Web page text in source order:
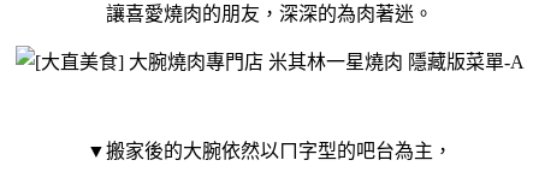
讓喜愛燒肉的朋友，深深的為肉著迷。
▼搬家後的大腕依然以ㄇ字型的吧台為主，